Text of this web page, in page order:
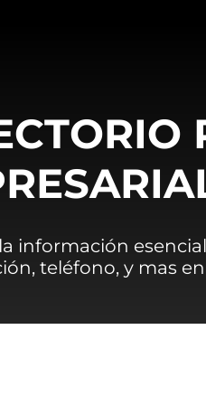
la información
teléfono, y mas